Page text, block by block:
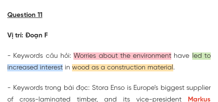
Question 11
Vị trí: Đoạn F
- Keywords câu hỏi:Worries about the environment have led to
increased interest in wood as a construction material .
- Keywords trong bài đọc: Stora Enso is Europe’s biggest supplier
of cross-laminated timber, and its vice-president
Markus